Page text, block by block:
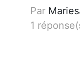
Par
1